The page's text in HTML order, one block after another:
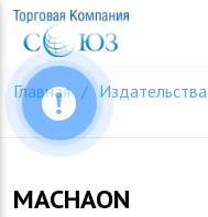
Skip
content
Главная Издательства
MACHAON